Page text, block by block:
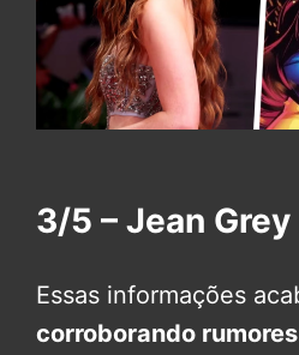
3/5 – Jean
Essas informações
corroborando